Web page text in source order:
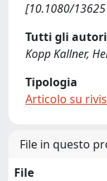
[10.1080/
Tutti gli autori
Kopp Kallner,
Tipologia
Articolo su
File in questo
File